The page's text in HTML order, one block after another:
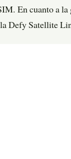
En cuanto a
Defy Satellite